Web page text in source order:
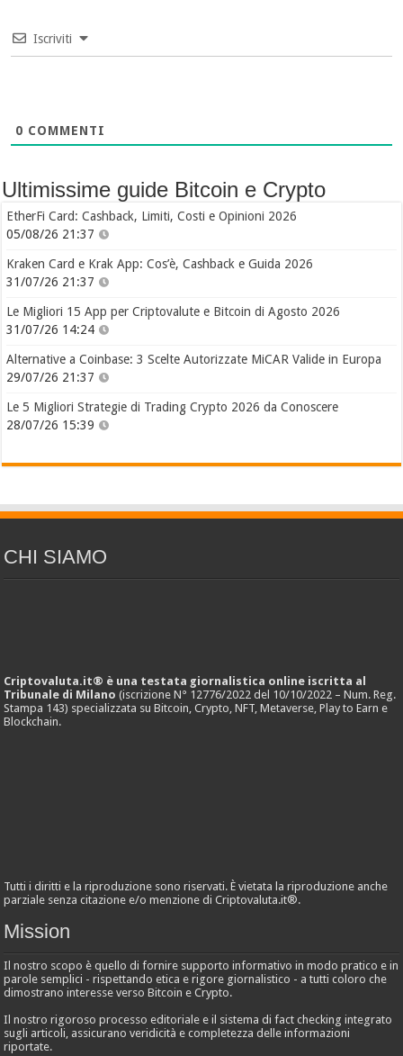
Iscriviti
0 COMMENTI
Ultimissime guide Bitcoin e Crypto
EtherFi Card: Cashback, Limiti, Costi e Opinioni 2026
05/08/26 21:37
Kraken Card e Krak App: Cos’è, Cashback e Guida 2026
31/07/26 21:37
Le Migliori 15 App per Criptovalute e Bitcoin di Agosto 2026
31/07/26 14:24
Alternative a Coinbase: 3 Scelte Autorizzate MiCAR Valide in Europa
29/07/26 21:37
Le 5 Migliori Strategie di Trading Crypto 2026 da Conoscere
28/07/26 15:39
CHI SIAMO
Criptovaluta.it® è una testata giornalistica online iscritta al
Tribunale di Milano (iscrizione N° 12776/2022 del 10/10/2022 – Num. Reg.
Stampa 143) specializzata su Bitcoin, Crypto, NFT, Metaverse, Play to Earn e
Blockchain.
Tutti i diritti e la riproduzione sono riservati. È vietata la riproduzione anche
parziale senza citazione e/o menzione di Criptovaluta.it®.
Mission
Il nostro scopo è quello di fornire supporto informativo in modo pratico e in
parole semplici - rispettando etica e rigore giornalistico - a tutti coloro che
dimostrano interesse verso Bitcoin e Crypto.
Il nostro rigoroso processo editoriale e il sistema di fact checking integrato
sugli articoli, assicurano veridicità e completezza delle informazioni
riportate.